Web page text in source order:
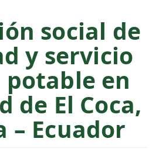
social de
y servicio
potable en
de El Coca,
– Ecuador